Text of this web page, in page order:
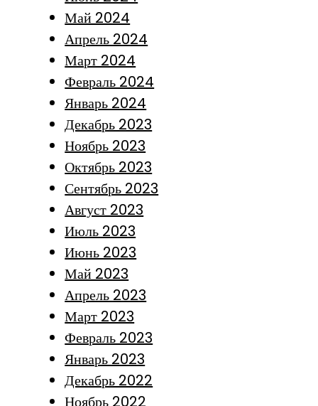
Май 2024
Апрель 2024
Март 2024
Февраль 2024
Январь 2024
Декабрь 2023
Ноябрь 2023
Октябрь 2023
Сентябрь 2023
Август 2023
Июль 2023
Июнь 2023
Май 2023
Апрель 2023
Март 2023
Февраль 2023
Январь 2023
Декабрь 2022
Ноябрь 2022